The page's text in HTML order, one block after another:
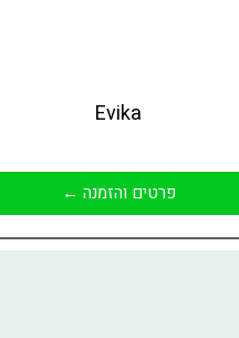
Evika
פרטים והזמנה ←